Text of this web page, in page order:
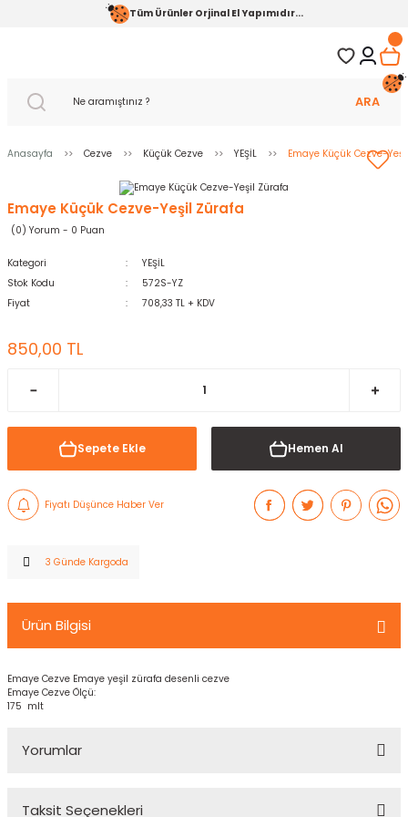
Tüm Ürünler Orjinal El Yapımıdır...
ARA
Anasayfa Cezve Küçük Cezve YEŞİL Emaye Küçük Cezve-
Emaye Küçük Cezve-Yeşil Zürafa
(0) Yorum - 0 Puan
Kategori
YEŞİL
Stok Kodu
572S-YZ
Fiyat
708,33 TL + KDV
850,00 TL
Sepete Ekle Hemen Al
Fiyatı Düşünce Haber Ver
3 Günde Kargoda
Ürün Bilgisi
Emaye Cezve Emaye yeşil zürafa desenli cezve
Emaye Cezve Ölçü:
175 mlt
Yorumlar
Taksit Seçenekleri